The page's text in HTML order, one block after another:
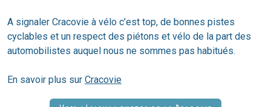
A signaler Cracovie à vélo c’est top, de bonnes pistes
cyclables et un respect des piétons et vélo de la part des
automobilistes auquel nous ne sommes pas habitués.
En savoir plus sur Cracovie